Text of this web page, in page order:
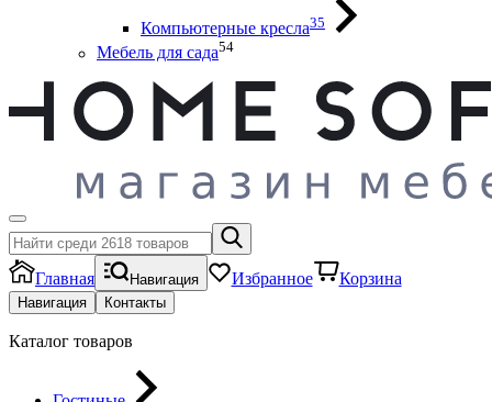
Компьютерные кресла35
Мебель для сада54
Главная Навигация Избранное Корзина
Навигация Контакты
Каталог товаров